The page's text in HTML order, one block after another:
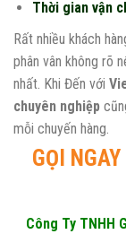
Thời gian vận
Rất nhiều khách
phân vân không rõ
nhất. Khi Đến với
chuyên nghiệp
mỗi chuyến hàng.
GỌI
Công Ty TNHH